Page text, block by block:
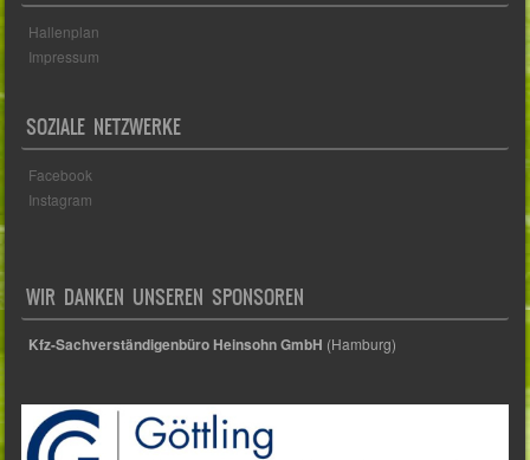
Hallenplan
Impressum
SOZIALE NETZWERKE
Facebook
Instagram
WIR DANKEN UNSEREN SPONSOREN
Kfz-Sachverständigenbüro Heinsohn GmbH (Hamburg)